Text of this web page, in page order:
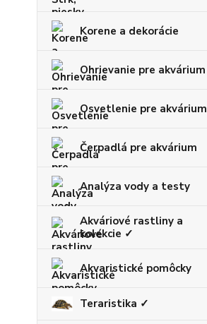
Korene a dekorácie
Ohrievanie pre akvárium
Osvetlenie pre akvárium
Čerpadlá pre akvárium
Analýza vody a testy
Akváriové rastliny a
kolekcie ✓
Akvaristické pomôcky
Teraristika ✓